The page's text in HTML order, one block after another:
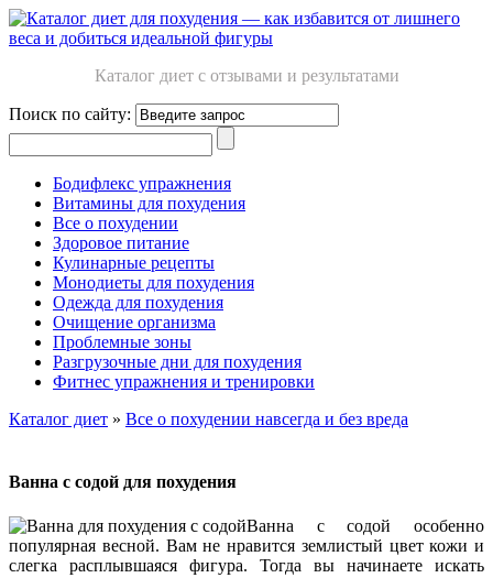
Каталог диет с отзывами и результатами
Поиск по сайту:
Бодифлекс упражнения
Витамины для похудения
Все о похудении
Здоровое питание
Кулинарные рецепты
Монодиеты для похудения
Одежда для похудения
Очищение организма
Проблемные зоны
Разгрузочные дни для похудения
Фитнес упражнения и тренировки
Каталог диет » Все о похудении навсегда и без вреда
Ванна с содой для похудения
Ванна с содой особенно
популярная весной. Вам не нравится землистый цвет кожи и
слегка расплывшаяся фигура. Тогда вы начинаете искать